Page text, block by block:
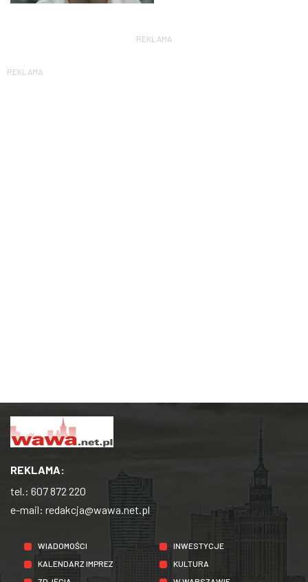
REKLAMA
REKLAMA
REKLAMA:
tel.: 607 872 220
e-mail: redakcja@wawa.net.pl
WIADOMOŚCI
INWESTYCJE
KALENDARZ IMPREZ
KULTURA